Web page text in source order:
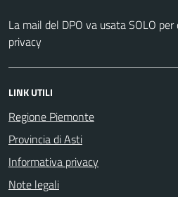
La mail del DPO va usata SOLO
privacy
LINK UTILI
Regione Piemonte
Provincia di Asti
Informativa privacy
Note legali